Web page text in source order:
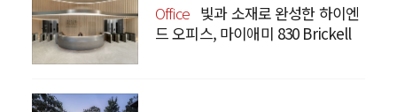
Office 빛과 소재로 완성한 하이엔
드 오피스, 마이애미 830 Brickell